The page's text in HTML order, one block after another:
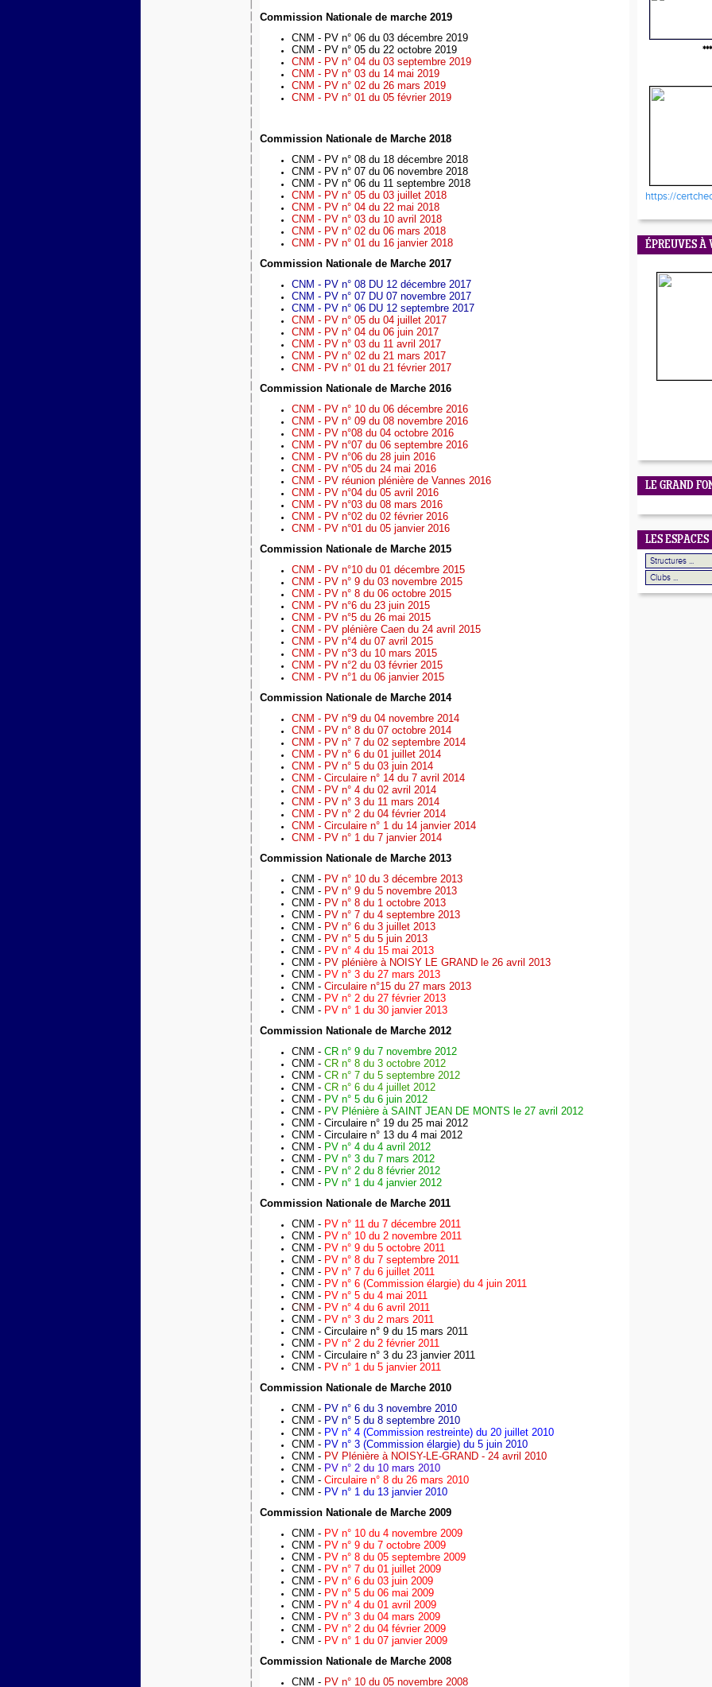
Commission Nationale de marche 2019
CNM - PV n° 06 du 03 décembre 2019
CNM - PV n° 05 du 22 octobre 2019
CNM - PV n° 04 du 03 septembre 2019
CNM - PV n° 03 du 14 mai 2019
CNM - PV n° 02 du 26 mars 2019
CNM - PV n° 01 du 05 février 2019
Commission Nationale de Marche 2018
CNM - PV n° 08 du 18 décembre 2018
CNM - PV n° 07 du 06 novembre 2018
CNM - PV n° 06 du 11 septembre 2018
CNM - PV n° 05 du 03 juillet 2018
CNM - PV n° 04 du 22 mai 2018
CNM - PV n° 03 du 10 avril 2018
CNM - PV n° 02 du 06 mars 2018
CNM - PV n° 01 du 16 janvier 2018
Commission Nationale de Marche 2017
CNM - PV n° 08 DU 12 décembre 2017
CNM - PV n° 07 DU 07 novembre 2017
CNM - PV n° 06 DU 12 septembre 2017
CNM - PV n° 05 du 04 juillet 2017
CNM - PV n° 04 du 06 juin 2017
CNM - PV n° 03 du 11 avril 2017
CNM - PV n° 02 du 21 mars 2017
CNM - PV n° 01 du 21 février 2017
Commission Nationale de Marche 2016
CNM - PV n° 10 du 06 décembre 2016
CNM - PV n° 09 du 08 novembre 2016
CNM - PV n°08 du 04 octobre 2016
CNM - PV n°07 du 06 septembre 2016
CNM - PV n°06 du 28 juin 2016
CNM - PV n°05 du 24 mai 2016
CNM - PV réunion plénière de Vannes 2016
CNM - PV n°04 du 05 avril 2016
CNM - PV n°03 du 08 mars 2016
CNM - PV n°02 du 02 février 2016
CNM - PV n°01 du 05 janvier 2016
Commission Nationale de Marche 2015
CNM - PV n°10 du 01 décembre 2015
CNM - PV n° 9 du 03 novembre 2015
CNM - PV n° 8 du 06 octobre 2015
CNM - PV n°6 du 23 juin 2015
CNM - PV n°5 du 26 mai 2015
CNM - PV plénière Caen du 24 avril 2015
CNM - PV n°4 du 07 avril 2015
CNM - PV n°3 du 10 mars 2015
CNM - PV n°2 du 03 février 2015
CNM - PV n°1 du 06 janvier 2015
Commission Nationale de Marche 2014
CNM - PV n°9 du 04 novembre 2014
CNM - PV n° 8 du 07 octobre 2014
CNM - PV n° 7 du 02 septembre 2014
CNM - PV n° 6 du 01 juillet 2014
CNM - PV n° 5 du 03 juin 2014
CNM - Circulaire n° 14 du 7 avril 2014
CNM - PV n° 4 du 02 avril 2014
CNM - PV n° 3 du 11 mars 2014
CNM - PV n° 2 du 04 février 2014
CNM - Circulaire n° 1 du 14 janvier 2014
CNM - PV n° 1 du 7 janvier 2014
Commission Nationale de Marche 2013
CNM - PV n° 10 du 3 décembre 2013
CNM - PV n° 9 du 5 novembre 2013
CNM - PV n° 8 du 1 octobre 2013
CNM - PV n° 7 du 4 septembre 2013
CNM - PV n° 6 du 3 juillet 2013
CNM - PV n° 5 du 5 juin 2013
CNM - PV n° 4 du 15 mai 2013
CNM - PV plénière à NOISY LE GRAND le 26 avril 2013
CNM - PV n° 3 du 27 mars 2013
CNM - Circulaire n°15 du 27 mars 2013
CNM - PV n° 2 du 27 février 2013
CNM - PV n° 1 du 30 janvier 2013
Commission Nationale de Marche 2012
CNM - CR n° 9 du 7 novembre 2012
CNM - CR n° 8 du 3 octobre 2012
CNM - CR n° 7 du 5 septembre 2012
CNM - CR n° 6 du 4 juillet 2012
CNM - PV n° 5 du 6 juin 2012
CNM - PV Plénière à SAINT JEAN DE MONTS le 27 avril 2012
CNM - Circulaire n° 19 du 25 mai 2012
CNM - Circulaire n° 13 du 4 mai 2012
CNM - PV n° 4 du 4 avril 2012
CNM - PV n° 3 du 7 mars 2012
CNM - PV n° 2 du 8 février 2012
CNM - PV n° 1 du 4 janvier 2012
Commission Nationale de Marche 2011
CNM - PV n° 11 du 7 décembre 2011
CNM - PV n° 10 du 2 novembre 2011
CNM - PV n° 9 du 5 octobre 2011
CNM - PV n° 8 du 7 septembre 2011
CNM - PV n° 7 du 6 juillet 2011
CNM - PV n° 6 (Commission élargie) du 4 juin 2011
CNM - PV n° 5 du 4 mai 2011
CNM - PV n° 4 du 6 avril 2011
CNM - PV n° 3 du 2 mars 2011
CNM - Circulaire n° 9 du 15 mars 2011
CNM - PV n° 2 du 2 février 2011
CNM - Circulaire n° 3 du 23 janvier 2011
CNM - PV n° 1 du 5 janvier 2011
Commission Nationale de Marche 2010
CNM - PV n° 6 du 3 novembre 2010
CNM - PV n° 5 du 8 septembre 2010
CNM - PV n° 4 (Commission restreinte) du 20 juillet 2010
CNM - PV n° 3 (Commission élargie) du 5 juin 2010
CNM - PV Plénière à NOISY-LE-GRAND - 24 avril 2010
CNM - PV n° 2 du 10 mars 2010
CNM - Circulaire n° 8 du 26 mars 2010
CNM - PV n° 1 du 13 janvier 2010
Commission Nationale de Marche 2009
CNM - PV n° 10 du 4 novembre 2009
CNM - PV n° 9 du 7 octobre 2009
CNM - PV n° 8 du 05 septembre 2009
CNM - PV n° 7 du 01 juillet 2009
CNM - PV n° 6 du 03 juin 2009
CNM - PV n° 5 du 06 mai 2009
CNM - PV n° 4 du 01 avril 2009
CNM - PV n° 3 du 04 mars 2009
CNM - PV n° 2 du 04 février 2009
CNM - PV n° 1 du 07 janvier 2009
Commission Nationale de Marche 2008
CNM - PV n° 10 du 05 novembre 2008
https://
ÉPREUVES À
LE GRAND
LES ESPACES